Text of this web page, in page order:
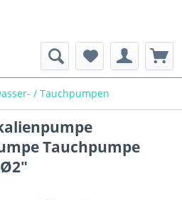
/ Tauchpumpen
Tauchpumpe